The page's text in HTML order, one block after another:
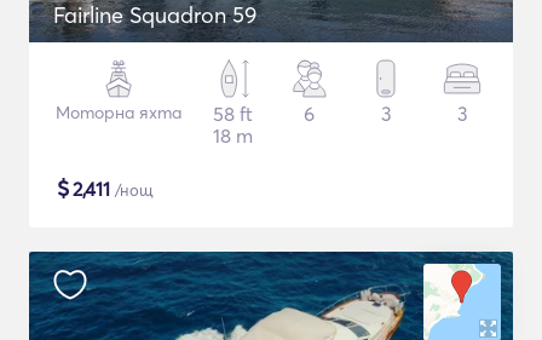
Fairline Squadron 59
Моторна яхта
58 ft
18 m
6 3 3
$2,411 /нощ